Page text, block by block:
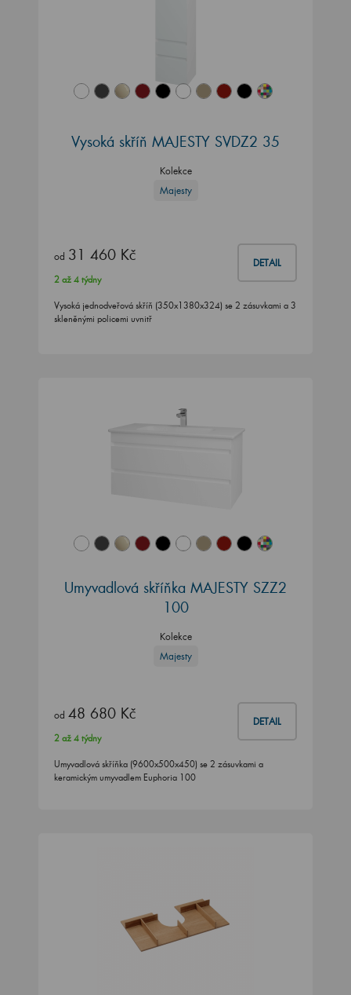
Vysoká skříň MAJESTY SVDZ2 35
Kolekce
Majesty
od 31 460 Kč DETAIL
2 až 4 týdny
Vysoká jednodveřová skříň (350x1380x324) se 2 zásuvkami a 3
skleněnými policemi uvnitř
Umyvadlová skříňka MAJESTY SZZ2
100
Kolekce
Majesty
od 48 680 Kč DETAIL
2 až 4 týdny
Umyvadlová skříňka (9600x500x450) se 2 zásuvkami a
keramickým umyvadlem Euphoria 100